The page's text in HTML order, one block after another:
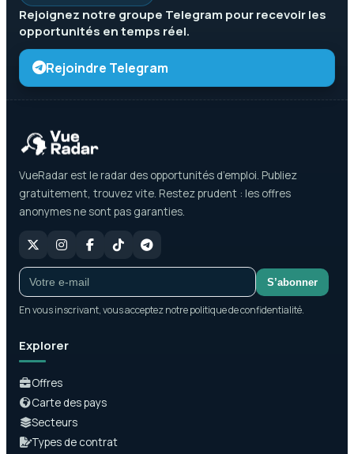
Rejoignez notre groupe Telegram pour recevoir les
opportunités en temps réel.
Rejoindre Telegram
VueRadar est le radar des opportunités d’emploi. Publiez
gratuitement, trouvez vite. Restez prudent : les offres
anonymes ne sont pas garanties.
S’abonner
En vous inscrivant, vous acceptez notre politique de confidentialité.
Explorer
Offres
Carte des pays
Secteurs
Types de contrat